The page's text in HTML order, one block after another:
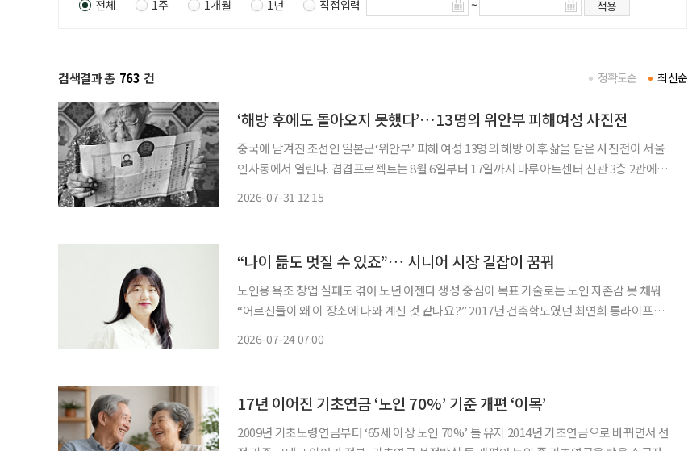
전체 1주 1개월 1년 직접입력 ~ 적용
검색결과 총 763 건 최신순
정확도순
‘해방 후에도 돌아오지 못했다’…13명의 위안부 피해여성 사진전
중국에 남겨진 조선인 일본군‘위안부’ 피해 여성 13명의 해방 이후 삶을 담은 사진전이 서울
인사동에서 열린다. 겹겹프로젝트는 8월 6일부터 17일까지 마루아트센터 신관 3층 2관에서
2026-07-31 12:15
“나이 듦도 멋질 수 있죠”… 시니어 시장 길잡이 꿈꿔
노인용 욕조 창업 실패도 겪어 노년 아젠다 생성 중심이 목표 기술로는 노인 자존감 못 채워
“어르신들이 왜 이 장소에 나와 계신 것 같나요?” 2017년 건축학도였던 최연희 롱라이프랩
2026-07-24 07:00
17년 이어진 기초연금 ‘노인 70%’ 기준 개편 ‘이목’
2009년 기초노령연금부터 ‘65세 이상 노인 70%’ 틀 유지 2014년 기초연금으로 바뀌면서 선